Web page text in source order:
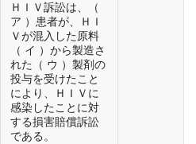
ＨＩＶ訴訟は、（
ア ）患者が、ＨＩ
Ｖが混入した原料
（ イ ）から製造さ
れた（ ウ ）製剤の
投与を受けたこと
により、ＨＩＶに
感染したことに対
する損害賠償訴訟
である。